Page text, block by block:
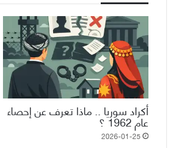
أكراد سوريا .. ماذا تعرف عن إحصاء
عام 1962 ؟
2026-01-25